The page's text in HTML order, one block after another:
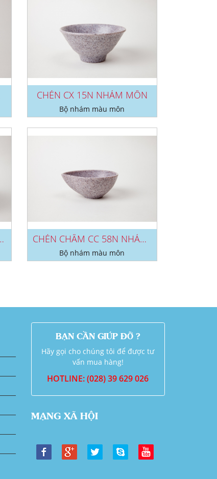
CHÉN CX 15N NHÁM MÔN
Bộ nhám màu môn
X38N NHÁM... CHÉN CHẤM CC 58N NHÁM MÔN
Bộ nhám màu môn
BẠN CẦN GIÚP ĐỠ ?
Hãy gọi cho chúng tôi để được tư
vấn mua hàng!
HOTLINE: (028) 39 629 026
MẠNG XÃ HỘI